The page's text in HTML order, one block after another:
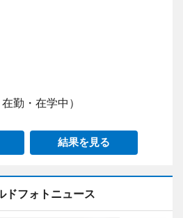
勤・在学中）
結果を見る
ドフォトニュース